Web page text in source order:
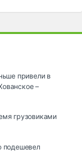
привели в
–
грузовиками
подешевел